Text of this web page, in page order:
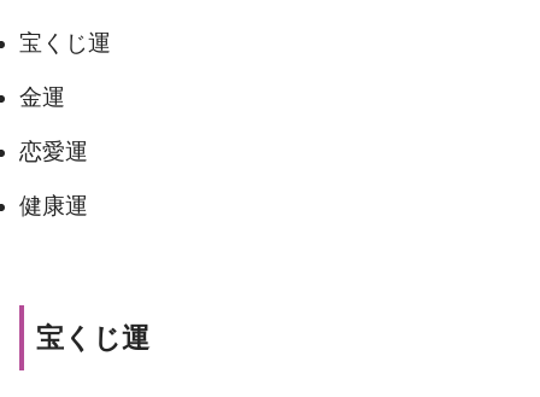
宝くじ運
金運
恋愛運
健康運
宝くじ運